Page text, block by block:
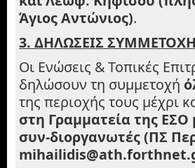
Άγιος Αντώνιος).
3. ΔΗΛΩΣΕΙΣ
Οι Ενώσεις & Τοπικές
δηλώσουν τη συμμετοχή
της περιοχής τους μέχρι
στη Γραμματεία της
συν-διοργανωτές (ΠΣ